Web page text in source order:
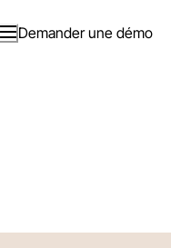
Demander une démo